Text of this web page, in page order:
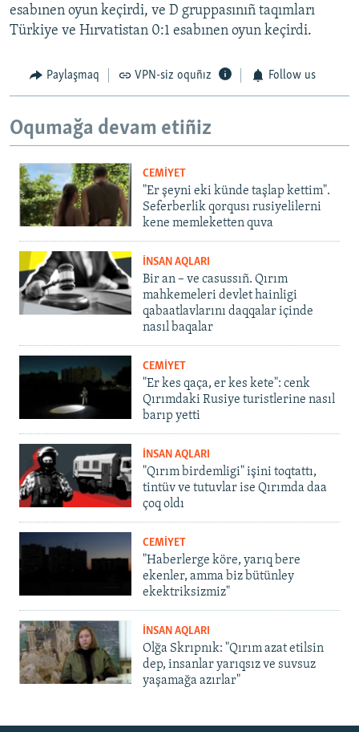
esabınen oyun keçirdi, ve D gruppasınıñ taqımları
Türkiye ve Hırvatistan 0:1 esabınen oyun keçirdi.
Paylaşmaq VPN-siz oquñız Follow us
Oqumağa devam etiñiz
CEMİYET
"Er şeyni eki künde taşlap kettim".
Seferberlik qorqusı rusiyelilerni
kene memleketten quva
İNSAN AQLARI
Bir an – ve casussıñ. Qırım
mahkemeleri devlet hainligi
qabaatlavlarını daqqalar içinde
nasıl baqalar
CEMİYET
"Er kes qaça, er kes kete": cenk
Qırımdaki Rusiye turistlerine nasıl
barıp yetti
İNSAN AQLARI
"Qırım birdemligi" işini toqtattı,
tintüv ve tutuvlar ise Qırımda daa
çoq oldı
CEMİYET
"Haberlerge köre, yarıq bere
ekenler, amma biz bütünley
ekektriksizmiz"
İNSAN AQLARI
Olğa Skrıpnık: "Qırım azat etilsin
dep, insanlar yarıqsız ve suvsuz
yaşamağa azırlar"